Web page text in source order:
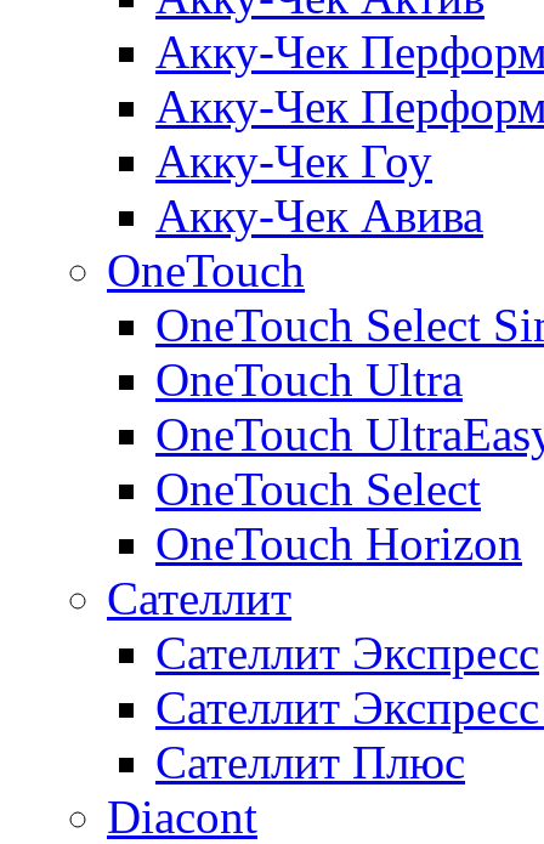
Акку-Чек
Акку-Чек
Акку-Чек Гоу
Акку-Чек Авива
OneTouch
OneTouch Select
OneTouch Ultra
OneTouch
OneTouch Select
OneTouch Horizon
Сателлит
Сателлит Экспресс
Сателлит
Сателлит Плюс
Diacont